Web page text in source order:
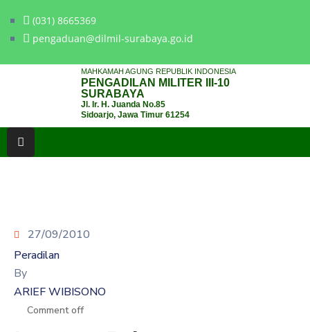
(031) 8665369
pengaduan@dilmil-surabaya.go.id
MAHKAMAH AGUNG REPUBLIK INDONESIA
PENGADILAN MILITER III-10
SURABAYA
Jl. Ir. H. Juanda No.85
Sidoarjo, Jawa Timur 61254
LAYANAN
HUKUM
PPID
KINERJA
RB
27/09/2010
Peradilan
By
ARIEF WIBISONO
Comment off